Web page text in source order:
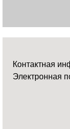
Контактная
Электронная